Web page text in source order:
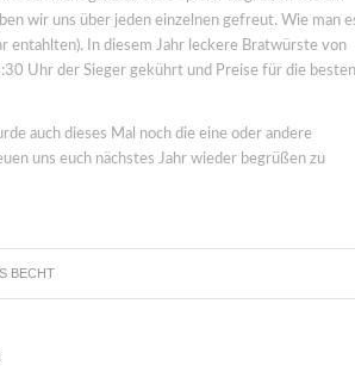
wir uns über jeden einzelnen gefreut. Wie man
entahlten). In diesem Jahr leckere Bratwürste von
Uhr der Sieger gekührt und Preise für die besten
auch dieses Mal noch die eine oder andere
uns euch nächstes Jahr wieder begrüßen zu
BECHT